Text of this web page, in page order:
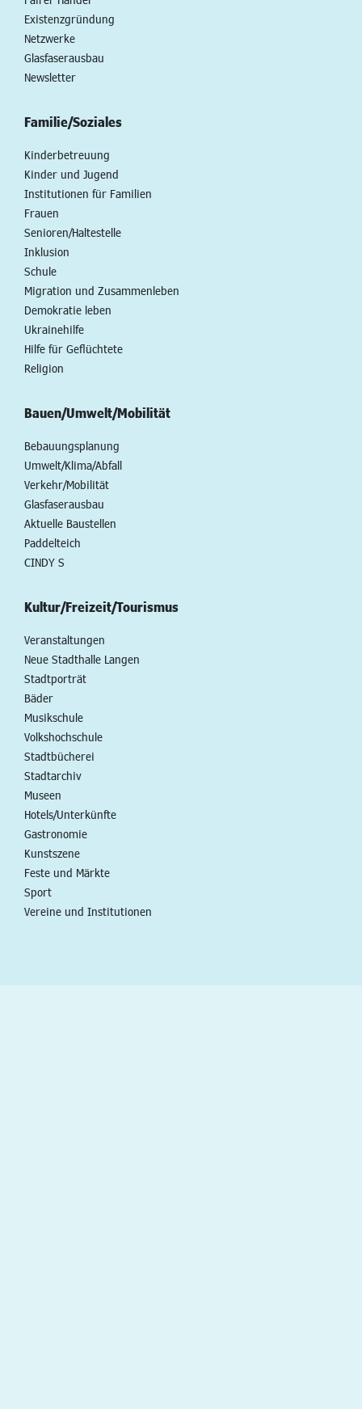
Existenzgründung
Netzwerke
Glasfaserausbau
Newsletter
Familie/Soziales
Kinderbetreuung
Kinder und Jugend
Institutionen für Familien
Frauen
Senioren/Haltestelle
Inklusion
Schule
Migration und Zusammenleben
Demokratie leben
Ukrainehilfe
Hilfe für Geflüchtete
Religion
Bauen/Umwelt/Mobilität
Bebauungsplanung
Umwelt/Klima/Abfall
Verkehr/Mobilität
Glasfaserausbau
Aktuelle Baustellen
Paddelteich
CINDY S
Kultur/Freizeit/Tourismus
Veranstaltungen
Neue Stadthalle Langen
Stadtporträt
Bäder
Musikschule
Volkshochschule
Stadtbücherei
Stadtarchiv
Museen
Hotels/Unterkünfte
Gastronomie
Kunstszene
Feste und Märkte
Sport
Vereine und Institutionen